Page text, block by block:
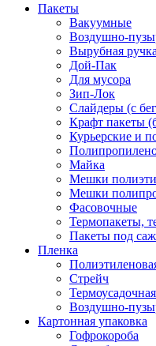
Пакеты
Вакуумные
Воздушно-
Вырубная ручка
Дой-Пак
Для мусора
Зип-Лок
Слайдеры (с
Крафт пакеты
Курьерские и
Майка
Мешки
Мешки
Фасовочные
Термопакеты,
Пакеты под
Пленка
Стрейч
Термоусадочная
Воздушно-
Картонная упаковка
Гофрокороба